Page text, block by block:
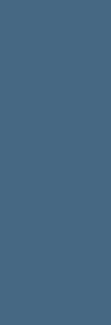
rytinis
rytinis
rytinis